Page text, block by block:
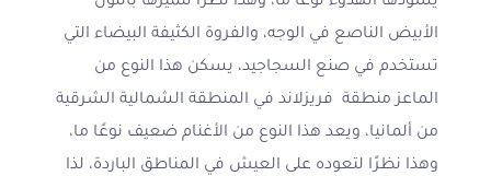
الأبيض الناصع في الوجه، والفروة الكثيفة البيضاء التي
تستخدم في صنع السجاجيد، يسكن هذا النوع من
الماعز منطقة فريزلاند في المنطقة الشمالية الشرقية
من ألمانيا، ويعد هذا النوع من الأغنام ضعيف نوعًا ما،
وهذا نظرًا لتعوده على العيش في المناطق الباردة، لذا